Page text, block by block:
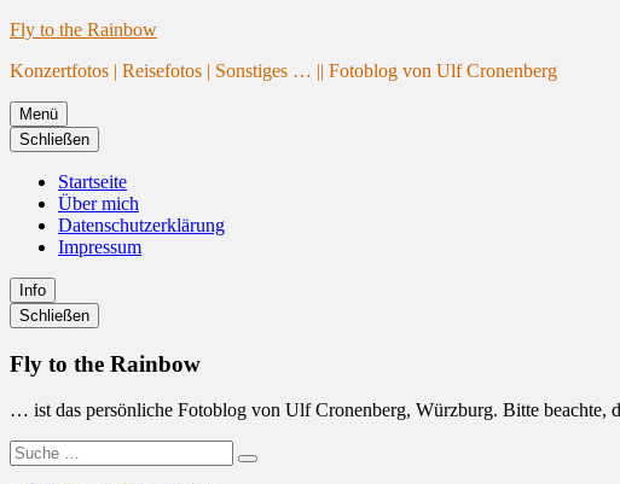
Website
geladen
Zum
springen
Fly to the Rainbow
Konzertfotos | Reisefotos | Sonstiges … || Fotoblog von Ulf Cronenberg
Menü
Schließen
Startseite
Über mich
Datenschutzerklärung
Impressum
Info
Primäre
Seitenleiste
Schließen
Fly to the Rainbow
… ist das persönliche Fotoblog von Ulf Cronenberg, Würzburg. Bitte beachte,
Suche
nach:
Suchen